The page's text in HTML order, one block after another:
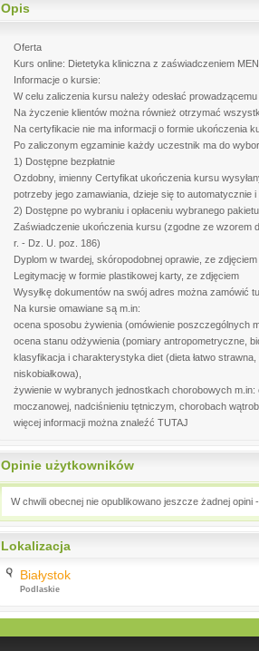
Opis
Oferta
Kurs online: Dietetyka kliniczna z zaświadczeniem MEN
Informacje o kursie:
W celu zaliczenia kursu należy odesłać
Na życzenie klientów można również otrzymać
Na certyfikacie nie ma informacji o formie ukończenia
Po zaliczonym egzaminie każdy uczestnik ma do
1) Dostępne bezpłatnie
Ozdobny, imienny Certyfikat ukończenia kursu
potrzeby jego zamawiania, dzieje się to automatycznie i
2) Dostępne po wybraniu i opłaceniu wybranego
Zaświadczenie ukończenia kursu (zgodne ze wzorem
r. - Dz. U. poz. 186)
Dyplom w twardej, skóropodobnej oprawie, ze zdjęciem
Legitymację w formie plastikowej karty, ze zdjęciem
Wysyłkę dokumentów na swój adres można zamówić
Na kursie omawiane są m.in:
ocena sposobu żywienia (omówienie poszczególnych
ocena stanu odżywienia (pomiary antropometryczne,
klasyfikacja i charakterystyka diet (dieta łatwo
niskobiałkowa),
żywienie w wybranych jednostkach chorobowych
moczanowej, nadciśnieniu tętniczym, chorobach
więcej informacji można znaleźć TUTAJ
Opinie użytkowników
W chwili obecnej nie opublikowano jeszcze żadnej opini
Lokalizacja
Białystok
Podlaskie